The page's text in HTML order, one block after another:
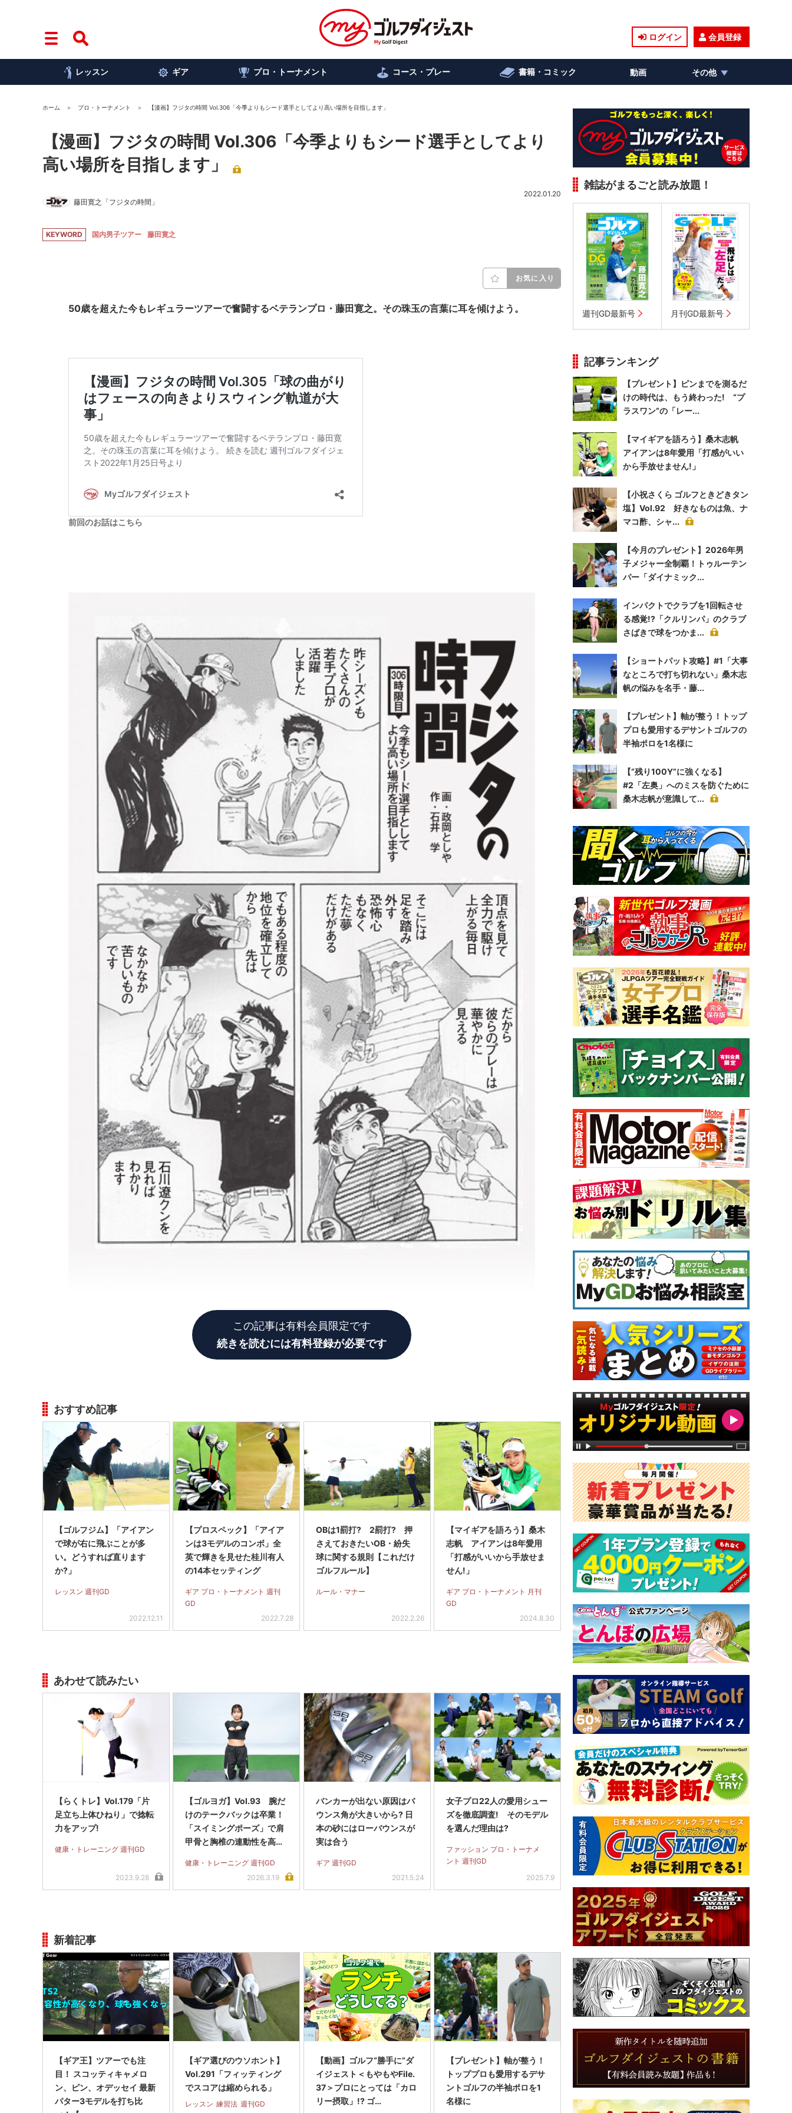
ログイン 会員登録
レッスン ギア プロ・トーナメント コース・プレー 書籍・コミック 動画 その他
ホーム プロ・トーナメント 【漫画】フジタの時間 Vol.306「今季よりもシード選手としてより高い場所を目指します」
【漫画】フジタの時間 Vol.306「今季よりもシード選手としてより
高い場所を目指します」
藤田寛之「フジタの時間」
2022.01.20
KEYWORD 国内男子ツアー 藤田寛之
お気に入り
50歳を超えた今もレギュラーツアーで奮闘するベテランプロ・藤田寛之。その珠玉の言葉に耳を傾けよう。
前回のお話はこちら
この記事は有料会員限定です
続きを読むには有料登録が必要です
おすすめ記事
【ゴルフジム】「アイアン
で球が右に飛ぶことが多
い。どうすれば直ります
か?」
レッスン 週刊GD
2022.12.11
【プロスペック】「アイア
ンは3モデルのコンボ」全
英で輝きを見せた桂川有人
の14本セッティング
ギア プロ・トーナメント 週刊
GD
2022.7.28
OBは1罰打? 2罰打? 押
さえておきたいOB・紛失
球に関する規則【これだけ
ゴルフルール】
ルール・マナー
2022.2.26
【マイギアを語ろう】桑木
志帆 アイアンは8年愛用
「打感がいいから手放せま
せん!」
ギア プロ・トーナメント 月刊
GD
2024.8.30
あわせて読みたい
【らくトレ】Vol.179「片
足立ち上体ひねり」で捻転
力をアップ!
健康・トレーニング 週刊GD
2023.9.28
【ゴルヨガ】Vol.93 腕だ
けのテークバックは卒業！
「スイミングポーズ」で肩
甲骨と胸椎の連動性を高め
健康・トレーニング 週刊GD
2026.3.19
バンカーが出ない原因はバ
ウンス角が大きいから? 日
本の砂にはローバウンスが
実は合う
ギア 週刊GD
2021.5.24
女子プロ22人の愛用シュー
ズを徹底調査! そのモデル
を選んだ理由は?
ファッション プロ・トーナメ
ント 週刊GD
2025.7.9
新着記事
【ギア王】ツアーでも注
目！ スコッティキャメロ
ン、ピン、オデッセイ 最新
パター3モデルを打ち比
【ギア選びのウソホント】
Vol.291「フィッティング
でスコアは縮められる」
レッスン 練習法 週刊GD
【動画】ゴルフ“勝手に”ダ
イジェスト＜もやもやFile.
37＞プロにとっては「カロ
リー摂取」!? ゴ…
【プレゼント】軸が整う！
トッププロも愛用するデサ
ントゴルフの半袖ポロを1
名様に
雑誌がまるごと読み放題！
週刊GD最新号 月刊GD最新号
記事ランキング
【プレゼント】ピンまでを測るだ
けの時代は、もう終わった! “プ
ラスワン”の「レー...
【マイギアを語ろう】桑木志帆
アイアンは8年愛用「打感がいい
から手放せません!」
【小祝さくら ゴルフときどきタン
塩】Vol.92 好きなものは魚、ナ
マコ酢、シャ...
【今月のプレゼント】2026年男
子メジャー全制覇！トゥルーテン
パー「ダイナミック...
インパクトでクラブを1回転させ
る感覚!?「クルリンパ」のクラブ
さばきで球をつかま...
【ショートパット攻略】#1「大事
なところで打ち切れない」桑木志
帆の悩みを名手・藤...
【プレゼント】軸が整う！トップ
プロも愛用するデサントゴルフの
半袖ポロを1名様に
【“残り100Y”に強くなる】
#2「左奥」へのミスを防ぐために
桑木志帆が意識して...